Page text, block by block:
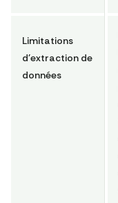
Limitations
d'extraction de
données